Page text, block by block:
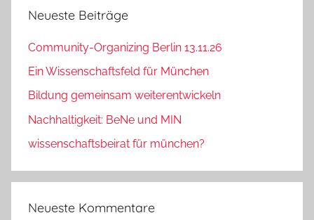
Neueste Beiträge
Community-Organizing Berlin 13.11.26
Ein Wissenschaftsfeld für München
Bildung gemeinsam weiterentwickeln
Nachhaltigkeit: BeNe und MIN
wissenschaftsbeirat für münchen?
Neueste Kommentare